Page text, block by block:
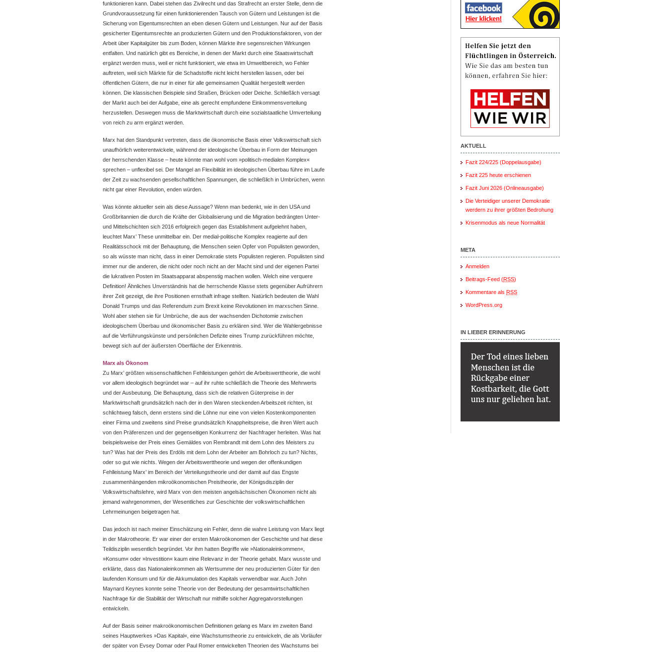
funktionieren kann. Dabei stehen das Zivilrecht und das Strafrecht an erster Stelle, denn die
Grundvoraussetzung für einen funktionierenden Tausch von Gütern und Leistungen ist die
Sicherung von Eigentumsrechten an eben diesen Gütern und Leistungen. Nur auf der Basis
gesicherter Eigentumsrechte an produzierten Gütern und den Produktionsfaktoren, von der
Arbeit über Kapitalgüter bis zum Boden, können Märkte ihre segensreichen Wirkungen
entfalten. Und natürlich gibt es Bereiche, in denen der Markt durch eine Staatswirtschaft
ergänzt werden muss, weil er nicht funktioniert, wie etwa im Umweltbereich, wo Fehler
auftreten, weil sich Märkte für die Schadstoffe nicht leicht herstellen lassen, oder bei
öffentlichen Gütern, die nur in einer für alle gemeinsamen Qualität hergestellt werden
können. Die klassischen Beispiele sind Straßen, Brücken oder Deiche. Schließlich versagt
der Markt auch bei der Aufgabe, eine als gerecht empfundene Einkommensverteilung
herzustellen. Deswegen muss die Marktwirtschaft durch eine sozialstaatliche Umverteilung
von reich zu arm ergänzt werden.
Marx hat den Standpunkt vertreten, dass die ökonomische Basis einer Volkswirtschaft sich
unaufhörlich weiterentwickele, während der ideologische Überbau in Form der Meinungen
der herrschenden Klasse – heute könnte man wohl vom »politisch-medialen Komplex«
sprechen – unflexibel sei. Der Mangel an Flexibilität im ideologischen Überbau führe im Laufe
der Zeit zu wachsenden gesellschaftlichen Spannungen, die schließlich in Umbrüchen, wenn
nicht gar einer Revolution, enden würden.
Was könnte aktueller sein als diese Aussage? Wenn man bedenkt, wie in den USA und
Großbritannien die durch die Kräfte der Globalisierung und die Migration bedrängten Unter-
und Mittelschichten sich 2016 erfolgreich gegen das Establishment aufgelehnt haben,
leuchtet Marx’ These unmittelbar ein. Der medial-politische Komplex reagierte auf den
Realitätsschock mit der Behauptung, die Menschen seien Opfer von Populisten geworden,
so als wüsste man nicht, dass in einer Demokratie stets Populisten regieren. Populisten sind
immer nur die anderen, die nicht oder noch nicht an der Macht sind und der eigenen Partei
die lukrativen Posten im Staatsapparat abspenstig machen wollen. Welch eine verquere
Definition! Ähnliches Unverständnis hat die herrschende Klasse stets gegenüber Aufrührern
ihrer Zeit gezeigt, die ihre Positionen ernsthaft infrage stellten. Natürlich bedeuten die Wahl
Donald Trumps und das Referendum zum Brexit keine Revolutionen im marxschen Sinne.
Wohl aber stehen sie für Umbrüche, die aus der wachsenden Dichotomie zwischen
ideologischem Überbau und ökonomischer Basis zu erklären sind. Wer die Wahlergebnisse
auf die Verführungskünste und persönlichen Defizite eines Trump zurückführen möchte,
bewegt sich auf der äußersten Oberfläche der Erkenntnis.
Marx als Ökonom
Zu Marx’ größten wissenschaftlichen Fehlleistungen gehört die Arbeitswerttheorie, die wohl
vor allem ideologisch begründet war – auf ihr ruhte schließlich die Theorie des Mehrwerts
und der Ausbeutung. Die Behauptung, dass sich die relativen Güterpreise in der
Marktwirtschaft grundsätzlich nach der in den Waren steckenden Arbeitszeit richten, ist
schlichtweg falsch, denn erstens sind die Löhne nur eine von vielen Kostenkomponenten
einer Firma und zweitens sind Preise grundsätzlich Knappheitspreise, die ihren Wert auch
von den Präferenzen und der gegenseitigen Konkurrenz der Nachfrager herleiten. Was hat
beispielsweise der Preis eines Gemäldes von Rembrandt mit dem Lohn des Meisters zu
tun? Was hat der Preis des Erdöls mit dem Lohn der Arbeiter am Bohrloch zu tun? Nichts,
oder so gut wie nichts. Wegen der Arbeitswerttheorie und wegen der offenkundigen
Fehlleistung Marx’ im Bereich der Verteilungstheorie und der damit auf das Engste
zusammenhängenden mikroökonomischen Preistheorie, der Königsdisziplin der
Volkswirtschaftslehre, wird Marx von den meisten angelsächsischen Ökonomen nicht als
jemand wahrgenommen, der Wesentliches zur Geschichte der volkswirtschaftlichen
Lehrmeinungen beigetragen hat.
Das jedoch ist nach meiner Einschätzung ein Fehler, denn die wahre Leistung von Marx liegt
in der Makrotheorie. Er war einer der ersten Makroökonomen der Geschichte und hat diese
Teildisziplin wesentlich begründet. Vor ihm hatten Begriffe wie »Nationaleinkommen«,
»Konsum« oder »Investition« kaum eine Relevanz in der Theorie gehabt. Marx wusste und
erklärte, dass das Nationaleinkommen als Wertsumme der neu produzierten Güter für den
laufenden Konsum und für die Akkumulation des Kapitals verwendbar war. Auch John
Maynard Keynes konnte seine Theorie von der Bedeutung der gesamtwirtschaftlichen
Nachfrage für die Stabilität der Wirtschaft nur mithilfe solcher Aggregatvorstellungen
entwickeln.
Auf der Basis seiner makroökonomischen Definitionen gelang es Marx im zweiten Band
seines Hauptwerkes »Das Kapital«, eine Wachstumstheorie zu entwickeln, die als Vorläufer
der später von Evsey Domar oder Paul Romer entwickelten Theorien des Wachstums bei
AKTUELL
Fazit 224/225 (Doppelausgabe)
Fazit 225 heute erschienen
Fazit Juni 2026 (Onlineausgabe)
Die Verteidiger unserer Demokratie
werdern zu ihrer größten Bedrohung
Krisenmodus als neue Normalität
META
Anmelden
Beitrags-Feed (RSS)
Kommentare als RSS
WordPress.org
IN LIEBER ERINNERUNG